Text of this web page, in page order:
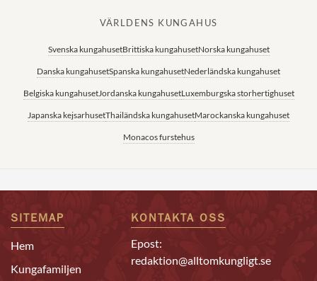
VÄRLDENS KUNGAHUS
Svenska kungahusetBrittiska kungahusetNorska kungahuset
Danska kungahusetSpanska kungahusetNederländska kungahuset
Belgiska kungahusetJordanska kungahusetLuxemburgska storhertighuset
Japanska kejsarhusetThailändska kungahusetMarockanska kungahuset
Monacos furstehus
SITEMAP
Hem
Kungafamiljen
KONTAKTA OSS
Epost:
redaktion@alltomkungligt.se